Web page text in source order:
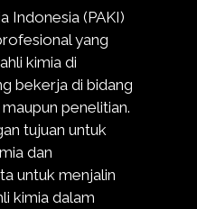
Indonesia (PAKI)
yang
kimia di
bekerja di bidang
penelitian.
tujuan untuk
dan
untuk menjalin
kimia dalam